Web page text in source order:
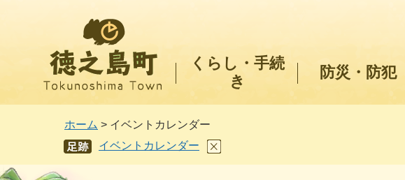
くらし・手続
き
防災・防犯
ホーム > イベントカレンダー
あし
あと
イベントカレンダー